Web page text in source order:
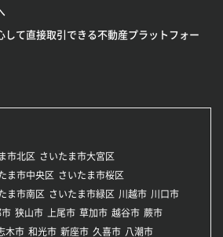
して直接取引できる不動産プラットフォー
市北区
さいたま市大宮区
ま市中央区
さいたま市桜区
ま市南区 さいたま市緑区 川越市 川口市
市 狭山市 上尾市 草加市 越谷市 蕨市
木市 和光市 新座市 久喜市 八潮市